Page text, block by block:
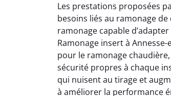
Les prestations proposées
besoins liés au ramonage
ramonage capable
Ramonage insert à
pour le ramonage
sécurité propres à chaque
qui nuisent au tirage et
à améliorer la performance